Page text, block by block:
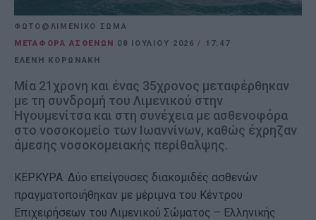
ΦΩΤΟ@ΛΙΜΕΝΙΚΟ ΣΩΜΑ
ΜΕΤΑΦΟΡΑ ΑΣΘΕΝΩΝ 08 ΙΟΥΛΊΟΥ 2026/ 17:47
ΕΛΕΝΗ ΚΟΡΩΝΑΚΗ
Μία 21χρονη και ένας 35χρονος μεταφέρθηκαν
με τη συνδρομή του Λιμενικού στην
Ηγουμενίτσα και στη συνέχεια με ασθενοφόρα
στο νοσοκομείο των Ιωαννίνων, καθώς έχρηζαν
άμεσης νοσοκομειακής περίθαλψης.
ΚΕΡΚΥΡΑ. Δύο επείγουσες διακομιδές ασθενών
πραγματοποιήθηκαν με μέριμνα του Κέντρου
Επιχειρήσεων του Λιμενικού Σώματος – Ελληνικής